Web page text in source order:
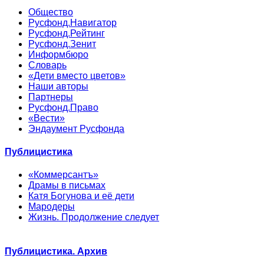
Общество
Русфонд.Навигатор
Русфонд.Рейтинг
Русфонд.Зенит
Информбюро
Словарь
«Дети вместо цветов»
Наши авторы
Партнеры
Русфонд.Право
«Вести»
Эндаумент Русфонда
Публицистика
«Коммерсантъ»
Драмы в письмах
Катя Богунова и её дети
Мародеры
Жизнь. Продолжение следует
Публицистика. Архив